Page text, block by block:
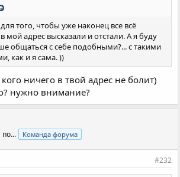
того, чтобы уже наконец все всё
мой адрес высказали и отстали. А я буду
общаться с себе подобными?... с такими
как и я сама. ))
ничего в твой адрес не болит)
нужно внимание?
Команда форума
#232